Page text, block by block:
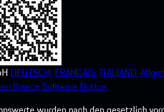
DEUTSCH. FRANCAIS. ITALIANO.
Source Software Notice.